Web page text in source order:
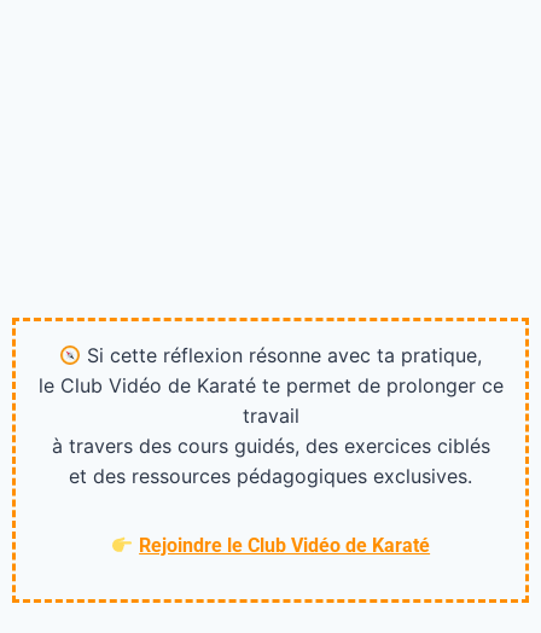
Si cette réflexion résonne avec ta pratique,
le Club Vidéo de Karaté te permet de prolonger ce
travail
à travers des cours guidés, des exercices ciblés
et des ressources pédagogiques exclusives.
Rejoindre le Club Vidéo de Karaté